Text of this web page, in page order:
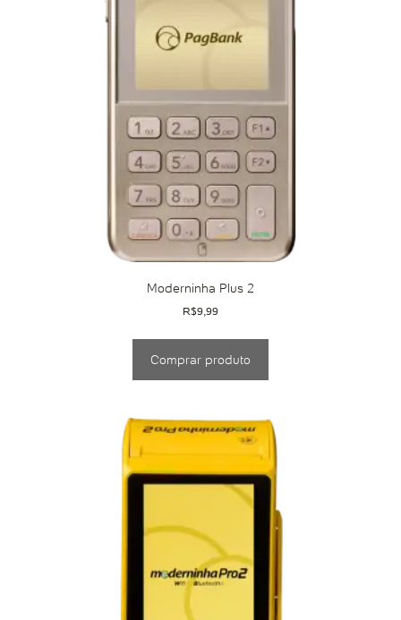
Moderninha Plus 2
R$9,99
Comprar produto